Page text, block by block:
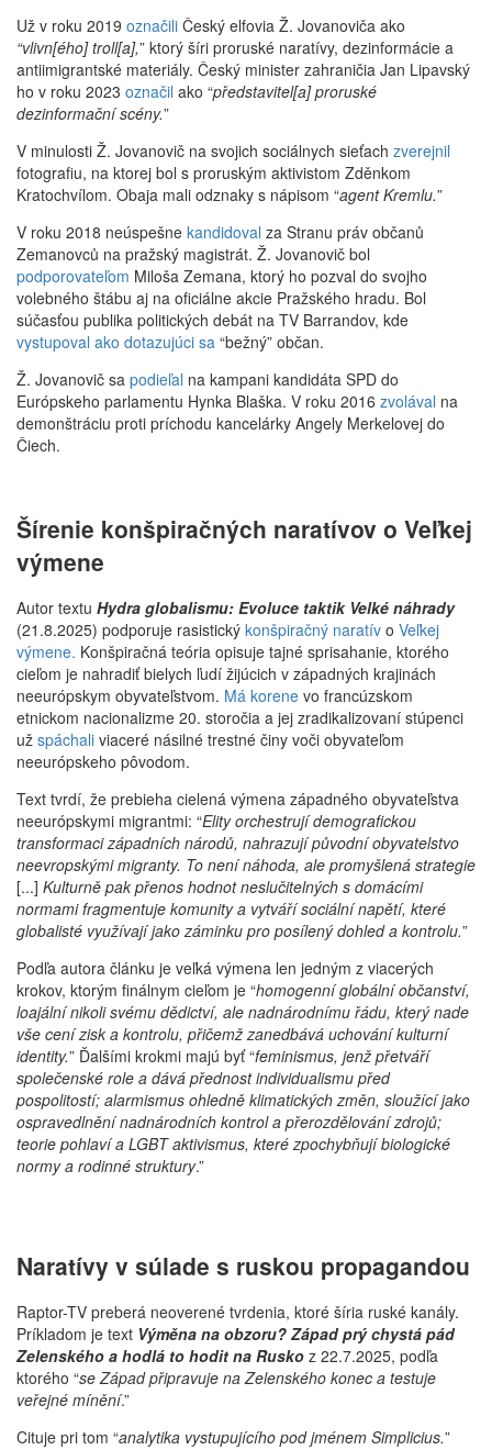
Už v roku 2019 označili Český elfovia Ž. Jovanoviča ako
“vlivn[ého] troll[a],” ktorý šíri proruské naratívy, dezinformácie a
antiimigrantské materiály. Český minister zahraničia Jan Lipavský
ho v roku 2023 označil ako “představitel[a] proruské
dezinformační scény.”
V minulosti Ž. Jovanovič na svojich sociálnych sieťach zverejnil
fotografiu, na ktorej bol s proruským aktivistom Zděnkom
Kratochvílom. Obaja mali odznaky s nápisom “agent Kremlu.”
V roku 2018 neúspešne kandidoval za Stranu práv občanů
Zemanovců na pražský magistrát. Ž. Jovanovič bol
podporovateľom Miloša Zemana, ktorý ho pozval do svojho
volebného štábu aj na oficiálne akcie Pražského hradu. Bol
súčasťou publika politických debát na TV Barrandov, kde
vystupoval ako dotazujúci sa “bežný” občan.
Ž. Jovanovič sa podieľal na kampani kandidáta SPD do
Európskeho parlamentu Hynka Blaška. V roku 2016 zvolával na
demonštráciu proti príchodu kancelárky Angely Merkelovej do
Čiech.
Šírenie konšpiračných naratívov o Veľkej
výmene
Autor textu Hydra globalismu: Evoluce taktik Velké náhrady
(21.8.2025) podporuje rasistický konšpiračný naratív o Veľkej
výmene. Konšpiračná teória opisuje tajné sprisahanie, ktorého
cieľom je nahradiť bielych ľudí žijúcich v západných krajinách
neeurópskym obyvateľstvom. Má korene vo francúzskom
etnickom nacionalizme 20. storočia a jej zradikalizovaní stúpenci
už spáchali viaceré násilné trestné činy voči obyvateľom
neeurópskeho pôvodom.
Text tvrdí, že prebieha cielená výmena západného obyvateľstva
neeurópskymi migrantmi: “Elity orchestrují demografickou
transformaci západních národů, nahrazují původní obyvatelstvo
neevropskými migranty. To není náhoda, ale promyšlená strategie
[...] Kulturně pak přenos hodnot neslučitelných s domácími
normami fragmentuje komunity a vytváří sociální napětí, které
globalisté využívají jako záminku pro posílený dohled a kontrolu.”
Podľa autora článku je veľká výmena len jedným z viacerých
krokov, ktorým finálnym cieľom je “homogenní globální občanství,
loajální nikoli svému dědictví, ale nadnárodnímu řádu, který nade
vše cení zisk a kontrolu, přičemž zanedbává uchování kulturní
identity.” Ďalšími krokmi majú byť “feminismus, jenž přetváří
společenské role a dává přednost individualismu před
pospolitostí; alarmismus ohledně klimatických změn, sloužící jako
ospravedlnění nadnárodních kontrol a přerozdělování zdrojů;
teorie pohlaví a LGBT aktivismus, které zpochybňují biologické
normy a rodinné struktury.”
Naratívy v súlade s ruskou propagandou
Raptor-TV preberá neoverené tvrdenia, ktoré šíria ruské kanály.
Príkladom je text Výměna na obzoru? Západ prý chystá pád
Zelenského a hodlá to hodit na Rusko z 22.7.2025, podľa
ktorého “se Západ připravuje na Zelenského konec a testuje
veřejné mínění.”
Cituje pri tom “analytika vystupujícího pod jménem Simplicius.”